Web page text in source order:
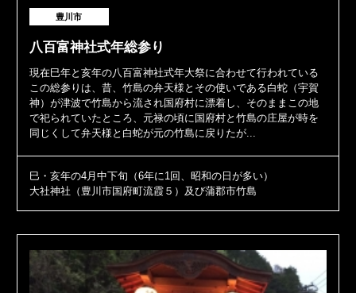
豊川市
八百富神社式年総参り
現在巳年と亥年の八百富神社式年大祭に合わせて行われている
この総参りは、昔、竹島の弁天様とその使いである白蛇（宇賀
神）が津波で竹島から流され国府村に漂着し、そのままこの地
で祀られていたところ、元禄の頃に国府村と竹島の庄屋が時を
同じくして弁天様と白蛇が元の竹島に戻りたが...
巳・亥年の4月中下旬（6年に1回、昭和の日が多い）
大社神社（豊川市国府町流霞５）及び蒲郡市竹島